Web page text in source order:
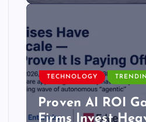
TECHNOLOGY
Proven AI ROI
Firms Invest